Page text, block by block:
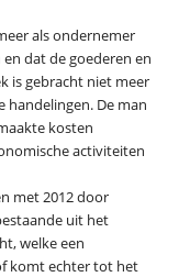
als ondernemer
dat de goederen en
is gebracht niet meer
De man
kosten
activiteiten
met 2012 door
uit het
welke een
komt echter tot het